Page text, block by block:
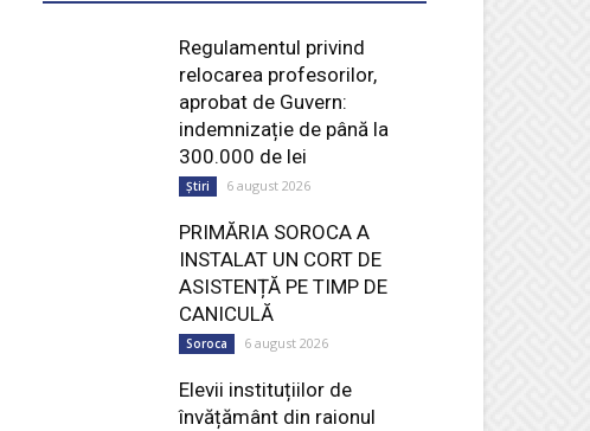
Regulamentul privind
relocarea profesorilor,
aprobat de Guvern:
indemnizație de până la
300.000 de lei
Știri 6 august 2026
PRIMĂRIA SOROCA A
INSTALAT UN CORT DE
ASISTENȚĂ PE TIMP DE
CANICULĂ
Soroca 6 august 2026
Elevii instituțiilor de
învățământ din raionul